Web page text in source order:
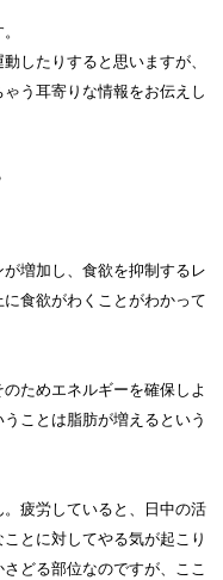
したりすると思いますが、
う耳寄りな情報をお伝えし
増加し、食欲を抑制するレ
食欲がわくことがわかって
ためエネルギーを確保しよ
ことは脂肪が増えるという
疲労していると、日中の活
とに対してやる気が起こり
どる部位なのですが、ここ